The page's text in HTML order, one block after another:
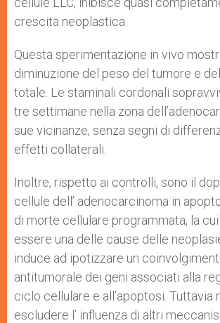
crescita neoplastica.
Questa sperimentazione in vivo
diminuzione del peso del tumore e
totale. Le staminali cordonali
tre settimane nella zona
sue vicinanze, senza segni di
effetti collaterali.
Inoltre, rispetto ai controlli, sono il
cellule dell’ adenocarcinoma in
di morte cellulare programmata, la
essere una delle cause delle
induce ad ipotizzare un
antitumorale dei geni associati alla
ciclo cellulare e all’apoptosi. Tuttavia
escludere l’ influenza di altri